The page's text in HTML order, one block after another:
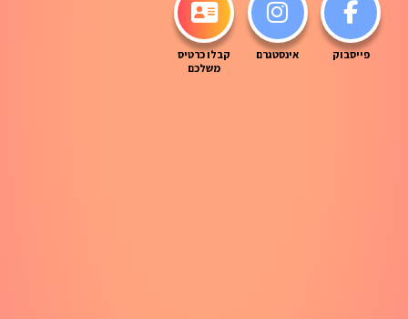
פייסבוק אינסטגרם
קבלו כרטיס
משלכם